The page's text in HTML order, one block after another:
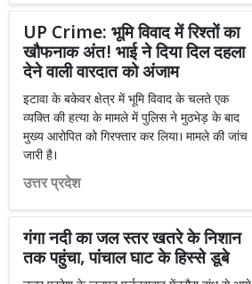
UP Crime: भूमि विवाद में रिश्तों का
खौफनाक अंत! भाई ने दिया दिल दहला
देने वाली वारदात को अंजाम
इटावा के बकेवर क्षेत्र में भूमि विवाद के चलते एक
व्यक्ति की हत्या के मामले में पुलिस ने मुठभेड़ के बाद
मुख्य आरोपित को गिरफ्तार कर लिया। मामले की जांच
जारी है।
उत्तर प्रदेश
गंगा नदी का जल स्तर खतरे के निशान
तक पहुंचा, पांचाल घाट के हिस्से डूबे